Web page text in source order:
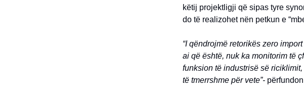
këtij projektligji që sipas tyre
do të realizohet nën petkun e
“I qëndrojmë retorikës zero
ai që është, nuk ka monitorim të
funksion të industrisë së
të tmerrshme për vete”-